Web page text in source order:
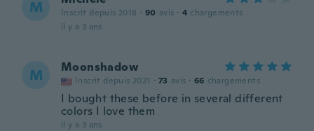
M Inscrit depuis 2018 · 90 avis · 4 chargements
il y a 3 ans
M Moonshadow
Inscrit depuis 2021 · 73 avis · 66 chargements
I bought these before in several different
colors I love them
il y a 3 ans